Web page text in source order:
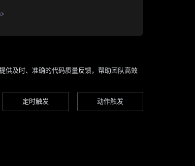
供及时、准确的代码质量反馈，帮助团队高效
定时触发 动作触发